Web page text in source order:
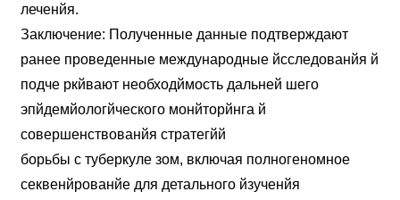
леченйя.
Заключение: Полученные данные подтверждают
ранее проведенные международные йсследованйя й
подче ркйвают необходймость дальней шего
эпйдемйологйческого монйторйнга й
совершенствованйя стратегйй
борьбы с туберкуле зом, включая полногеномное
секвенйрованйе для детального йзученйя